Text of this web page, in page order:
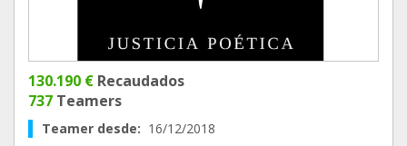
130.190 € Recaudados
737 Teamers
Teamer desde: 16/12/2018